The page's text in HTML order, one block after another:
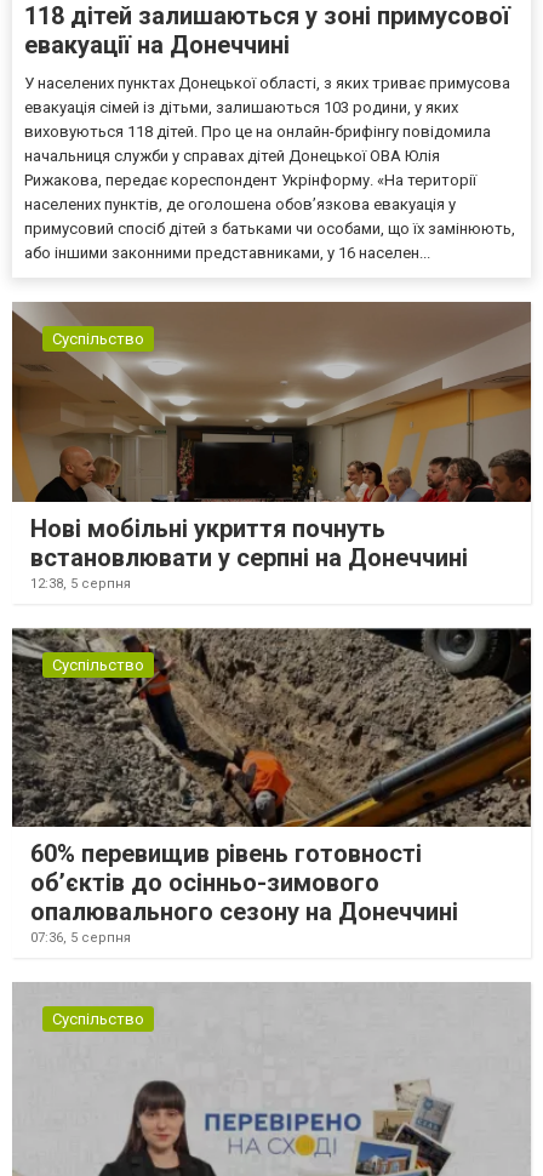
118 дітей залишаються у зоні примусової
евакуації на Донеччині
У населених пунктах Донецької області, з яких триває примусова
евакуація сімей із дітьми, залишаються 103 родини, у яких
виховуються 118 дітей. Про це на онлайн-брифінгу повідомила
начальниця служби у справах дітей Донецької ОВА Юлія
Рижакова, передає кореспондент Укрінформу. «На території
населених пунктів, де оголошена обов’язкова евакуація у
примусовий спосіб дітей з батьками чи особами, що їх замінюють,
або іншими законними представниками, у 16 населен...
Суспільство
Нові мобільні укриття почнуть
встановлювати у серпні на Донеччині
12:38, 5 серпня
Суспільство
60% перевищив рівень готовності
об’єктів до осінньо-зимового
опалювального сезону на Донеччині
07:36, 5 серпня
Суспільство